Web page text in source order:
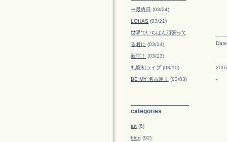
Date
-
ー最終日 (03/24)
LOHAS (03/21)
世界でいちばん頑張って
る君に (03/14)
新宿！ (03/13)
札幌初ライブ (03/10)
BE MY 名古屋！ (03/03)
categories
art (6)
blog (92)